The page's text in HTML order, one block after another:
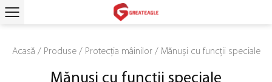
Acasă / Produse/ Protecția mâinilor/ Mănuși cu funcții speciale
Mănuși cu funcții speciale